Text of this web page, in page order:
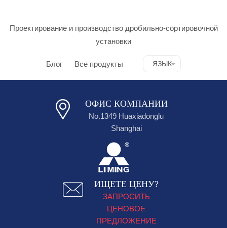
Проектирование и производство дробильно-сортировочной
установки
Блог Все продукты ЯЗЫК
ОФИС КОМПАНИИ
No.1349 Huaxiadonglu
Shanghai
ИЩЕТЕ ЦЕНУ?
ЗАПРОСИТЬ
ЦЕНОВОЕ
ПРЕДЛОЖЕНИЕ